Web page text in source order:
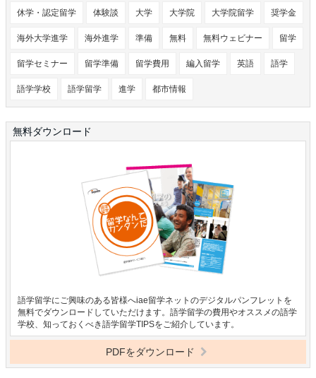
休学・認定留学 体験談 大学 大学院 大学院留学 奨学金
海外大学進学 海外進学 準備 無料 無料ウェビナー 留学
留学セミナー 留学準備 留学費用 編入留学 英語 語学
語学学校 語学留学 進学 都市情報
無料ダウンロード
語学留学にご興味のある皆様へiae留学ネットのデジタルパンフレットを
無料でダウンロードしていただけます。語学留学の費用やオススメの語学
学校、知っておくべき語学留学TIPSをご紹介しています。
PDFをダウンロード